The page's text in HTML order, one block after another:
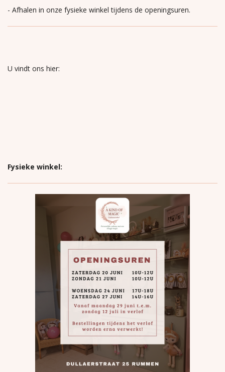
- Afhalen in onze fysieke winkel tijdens de openingsuren.
U vindt ons hier:
Fysieke winkel: